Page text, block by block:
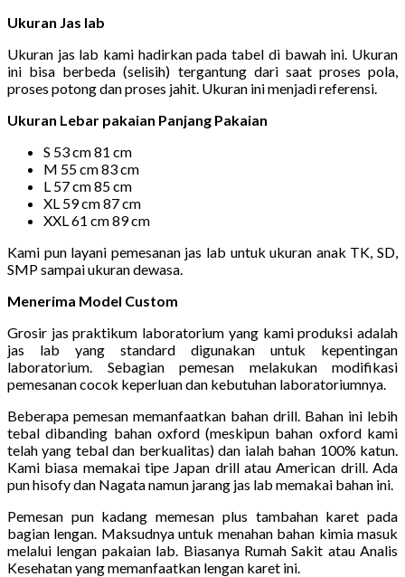
Ukuran Jas lab
Ukuran jas lab kami hadirkan pada tabel di bawah ini. Ukuran
ini bisa berbeda (selisih) tergantung dari saat proses pola,
proses potong dan proses jahit. Ukuran ini menjadi referensi.
Ukuran Lebar pakaian Panjang Pakaian
S 53 cm 81 cm
M 55 cm 83 cm
L 57 cm 85 cm
XL 59 cm 87 cm
XXL 61 cm 89 cm
Kami pun layani pemesanan jas lab untuk ukuran anak TK, SD,
SMP sampai ukuran dewasa.
Menerima Model Custom
Grosir jas praktikum laboratorium yang kami produksi adalah
jas lab yang standard digunakan untuk kepentingan
laboratorium. Sebagian pemesan melakukan modifikasi
pemesanan cocok keperluan dan kebutuhan laboratoriumnya.
Beberapa pemesan memanfaatkan bahan drill. Bahan ini lebih
tebal dibanding bahan oxford (meskipun bahan oxford kami
telah yang tebal dan berkualitas) dan ialah bahan 100% katun.
Kami biasa memakai tipe Japan drill atau American drill. Ada
pun hisofy dan Nagata namun jarang jas lab memakai bahan ini.
Pemesan pun kadang memesan plus tambahan karet pada
bagian lengan. Maksudnya untuk menahan bahan kimia masuk
melalui lengan pakaian lab. Biasanya Rumah Sakit atau Analis
Kesehatan yang memanfaatkan lengan karet ini.